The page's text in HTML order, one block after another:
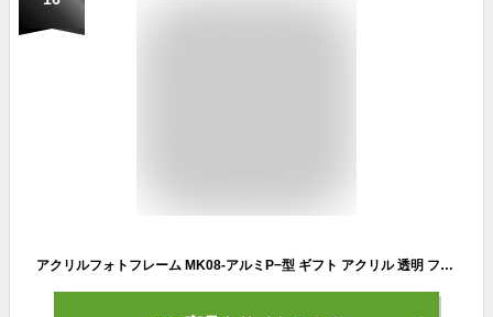
アクリルフォトフレーム MK08-アルミP−型 ギフト アクリル 透明 フォトスタンド 名入れ 無料 記念品 卒団記念品 卒業 卒団 バレー ミニバス バスケ 野球 卒業記念品 サッカー 引退 部活 オーダーメイド フォトフレーム ハガキサイズ プレゼント 写真入り 写真立て